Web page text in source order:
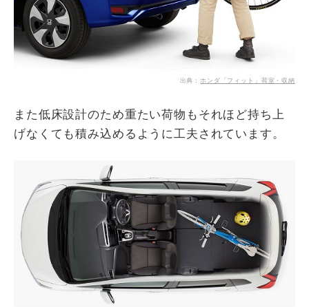
出典：ホンダ「フィット」荷室・収納
また低床設計のため重たい荷物もそれほど持ち上
げなくても積み込めるように工夫されています。